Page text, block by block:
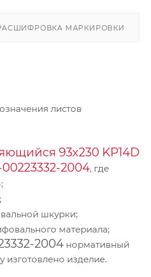
МАРКИРОВКИ
листов
93х230 KP14D
2004, где
шкурки;
материала;
2004 нормативный
изготовлено изделие.